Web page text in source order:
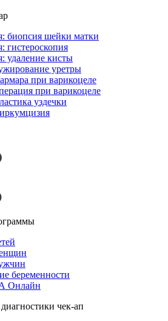
биопсия шейки матки
гистероскопия
удаление кисты
уретры
при варикоцеле
при варикоцеле
уздечки
беременности
Онлайн
чек-ап